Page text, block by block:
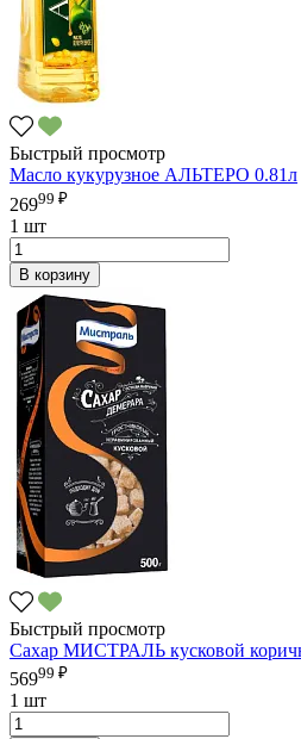
Быстрый просмотр
Масло кукурузное АЛЬТЕРО 0.81л
26999 ₽
1 шт
В корзину
Быстрый просмотр
Сахар МИСТРАЛЬ кусковой
56999 ₽
1 шт